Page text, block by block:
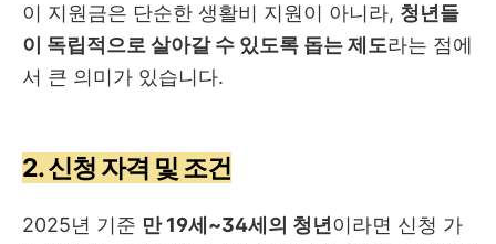
이 지원금은 단순한 생활비 지원이 아니라, 청년들
이 독립적으로 살아갈 수 있도록 돕는 제도라는 점에
서 큰 의미가 있습니다.
2. 신청 자격 및 조건
2025년 기준 만 19세~34세의 청년 이라면 신청 가